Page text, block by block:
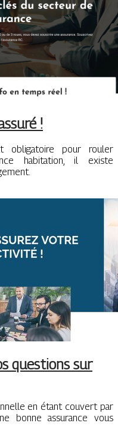
!
obligatoire pour rouler
habitation, il existe
questions sur
en étant couvert par
bonne assurance vous